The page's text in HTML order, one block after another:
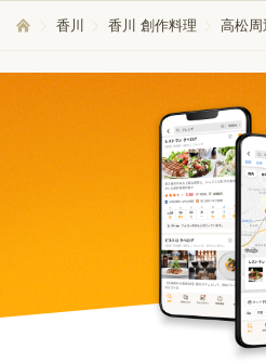
香川 香川 創作料理 高松周